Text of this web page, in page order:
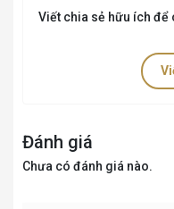
Viết chia sẻ hữu ích để
Đánh giá
Chưa có đánh giá nào.